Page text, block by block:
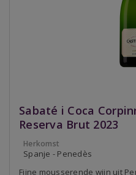
Sabaté i Coca
Reserva Brut 2023
Herkomst
Spanje - Penedès
Fijne mousserende wijn uit